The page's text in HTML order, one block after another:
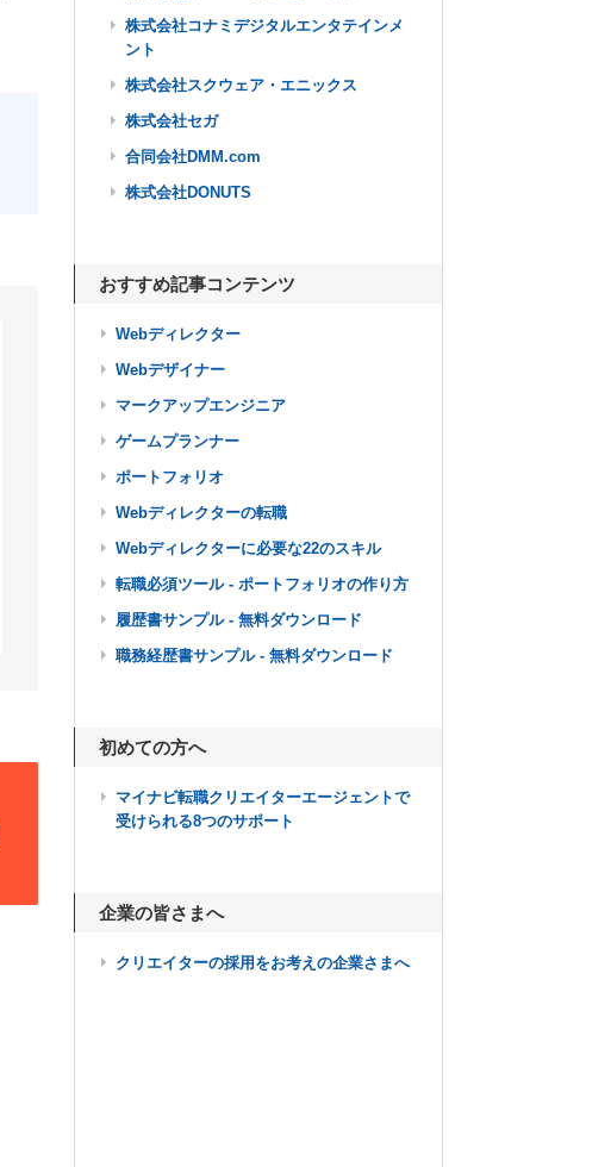
株式会社コナミデジタルエンタテインメ
ント
株式会社スクウェア・エニックス
株式会社セガ
合同会社DMM.com
株式会社DONUTS
おすすめ記事コンテンツ
Webディレクター
Webデザイナー
マークアップエンジニア
ゲームプランナー
ポートフォリオ
Webディレクターの転職
Webディレクターに必要な22のスキル
転職必須ツール - ポートフォリオの作り方
履歴書サンプル - 無料ダウンロード
職務経歴書サンプル - 無料ダウンロード
初めての方へ
マイナビ転職クリエイターエージェントで
受けられる8つのサポート
企業の皆さまへ
クリエイターの採用をお考えの企業さまへ